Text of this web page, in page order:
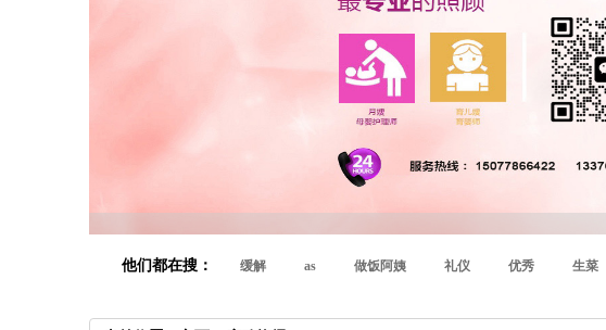
他们都在搜： 缓解 as 做饭阿姨 礼仪 优秀 生菜